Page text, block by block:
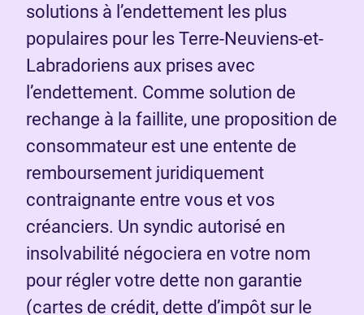
solutions à l’endettement les plus
populaires pour les Terre-Neuviens-et-
Labradoriens aux prises avec
l’endettement. Comme solution de
rechange à la faillite, une proposition de
consommateur est une entente de
remboursement juridiquement
contraignante entre vous et vos
créanciers. Un syndic autorisé en
insolvabilité négociera en votre nom
pour régler votre dette non garantie
(cartes de crédit, dette d’impôt sur le